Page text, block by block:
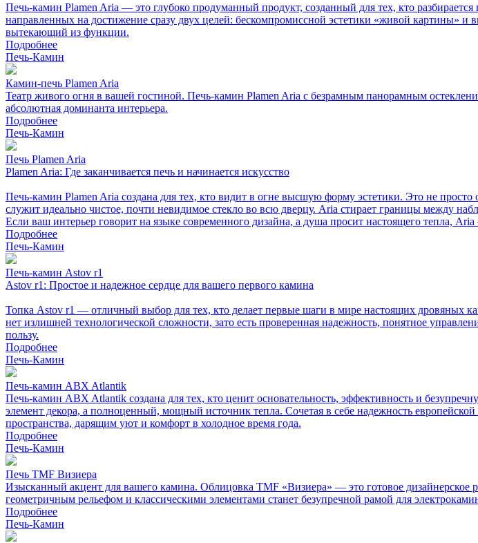
Печь-камин Plamen Aria — это глубоко продуманный продукт, созданный для тех, кто
направленных на достижение сразу двух целей: бескомпромиссной эстетики «живой картины» и
вытекающий из функции.
Подробнее
Печь-Камин
Камин-печь Plamen Aria
Театр живого огня в вашей гостиной. Печь-камин Plamen Aria с безрамным панорамным
абсолютная доминанта интерьера.
Подробнее
Печь-Камин
Печь Plamen Aria
Plamen Aria: Где заканчивается печь и начинается искусство
Печь-камин Plamen Aria создана для тех, кто видит в огне высшую форму эстетики. Это не
служит идеально чистое, почти невидимое стекло во всю дверцу. Aria стирает границы между
Если ваш интерьер говорит на языке современного дизайна, а душа просит настоящего тепла,
Подробнее
Печь-Камин
Печь-камин Astov r1
Astov r1: Простое и надежное сердце для вашего первого камина
Топка Astov r1 — отличный выбор для тех, кто делает первые шаги в мире настоящих дровяных
нет излишней технологической сложности, зато есть проверенная надежность, понятное
пользу.
Подробнее
Печь-Камин
Печь-камин ABX Atlantik
Печь-камин ABX Atlantik создана для тех, кто ценит основательность, эффективность и
элемент декора, а полноценный, мощный источник тепла. Сочетая в себе надежность
пространства, дарящим уют и комфорт в холодное время года.
Подробнее
Печь-Камин
Печь TMF Визиера
Изысканный акцент для вашего камина. Облицовка TMF «Визиера» — это готовое дизайнерское
геометричным рельефом и классическими элементами станет безупречной рамой для
Подробнее
Печь-Камин